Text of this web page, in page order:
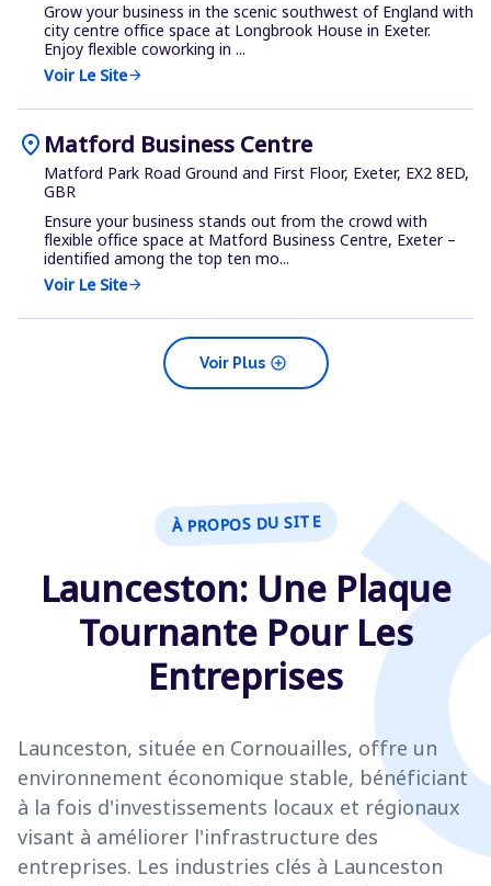
Grow your business in the scenic southwest of England with
city centre office space at Longbrook House in Exeter.
Enjoy flexible coworking in ...
Voir Le Sitearrow_forward
location_on Matford Business Centre
Matford Park Road Ground and First Floor, Exeter, EX2 8ED,
GBR
Ensure your business stands out from the crowd with
flexible office space at Matford Business Centre, Exeter –
identified among the top ten mo...
Voir Le Sitearrow_forward
add_circle
Voir Plus
À PROPOS DU SITE
Launceston: Une Plaque
Tournante Pour Les
Entreprises
Launceston, située en Cornouailles, offre un
environnement économique stable, bénéficiant
à la fois d'investissements locaux et régionaux
visant à améliorer l'infrastructure des
entreprises. Les industries clés à Launceston